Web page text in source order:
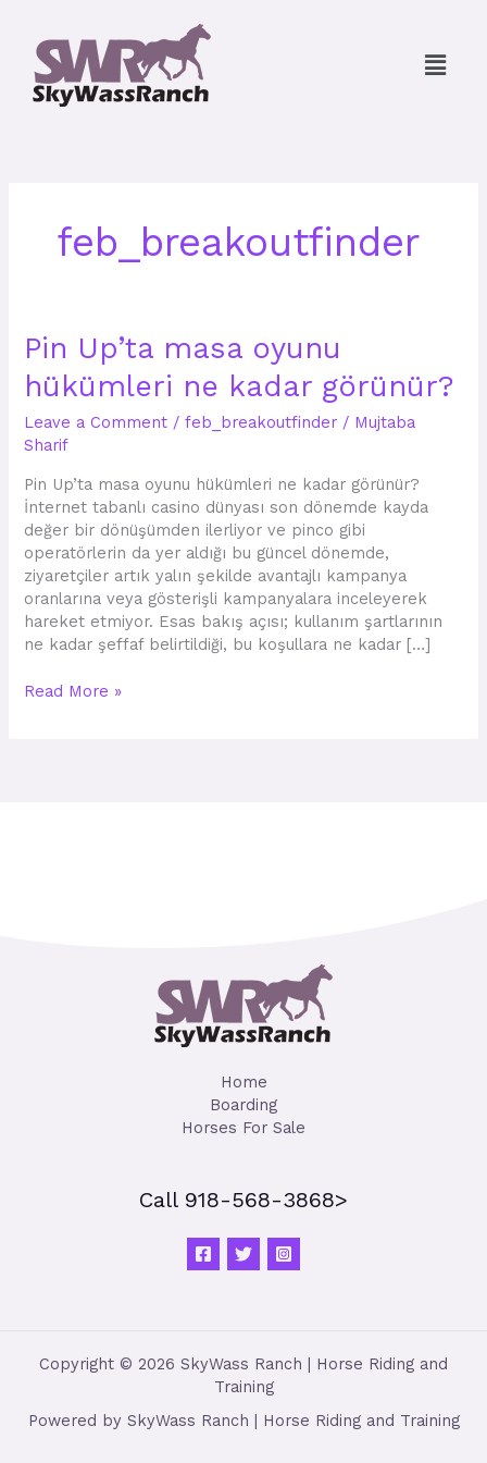
content
Menu
feb_breakoutfinder
Pin Up’ta masa oyunu
hükümleri ne kadar görünür?
Leave a Comment /feb_breakoutfinder / Mujtaba
Sharif
Pin Up’ta masa oyunu hükümleri ne kadar görünür?
İnternet tabanlı casino dünyası son dönemde kayda
değer bir dönüşümden ilerliyor ve pinco gibi
operatörlerin da yer aldığı bu güncel dönemde,
ziyaretçiler artık yalın şekilde avantajlı kampanya
oranlarına veya gösterişli kampanyalara inceleyerek
hareket etmiyor. Esas bakış açısı; kullanım şartlarının
ne kadar şeffaf belirtildiği, bu koşullara ne kadar […]
Pin
Up’ta
masa
hükümleri
ne
kadar
görünür?
Read More »
Home
Boarding
Horses For Sale
Call 918-568-3868>
Copyright © 2026 SkyWass Ranch | Horse Riding and
Training
Powered by SkyWass Ranch | Horse Riding and Training